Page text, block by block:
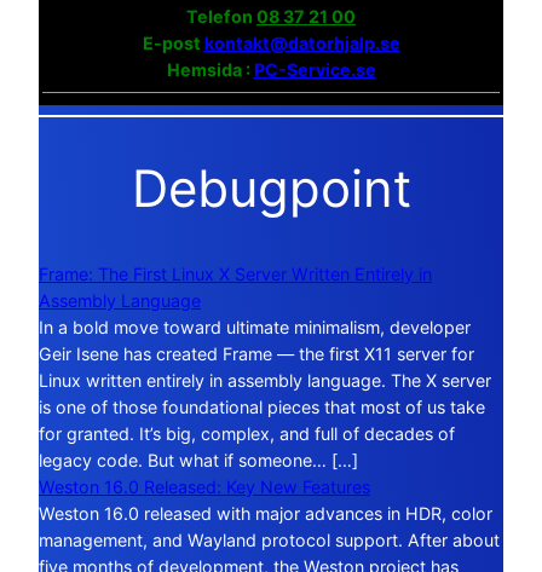
Telefon 08 37 21 00
E-post kontakt@datorhjalp.se
Hemsida :PC-Service.se
Debugpoint
Frame: The First Linux X Server Written Entirely in
Assembly Language
In a bold move toward ultimate minimalism, developer
Geir Isene has created Frame — the first X11 server for
Linux written entirely in assembly language. The X server
is one of those foundational pieces that most of us take
for granted. It’s big, complex, and full of decades of
legacy code. But what if someone… […]
Weston 16.0 Released: Key New Features
Weston 16.0 released with major advances in HDR, color
management, and Wayland protocol support. After about
five months of development, the Weston project has